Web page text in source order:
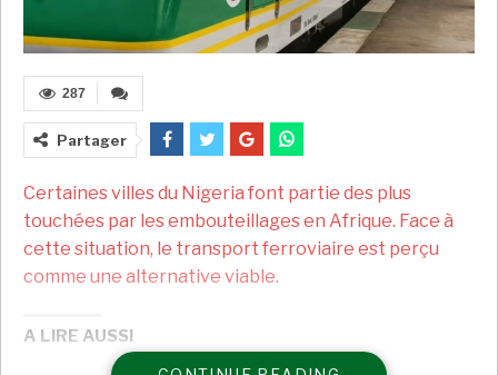
287
Partager
Certaines villes du Nigeria font partie des plus
touchées par les embouteillages en Afrique. Face à
cette situation, le transport ferroviaire est perçu
comme une alternative viable.
A LIRE AUSSI